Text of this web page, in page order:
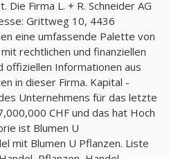
Firma L. + R. Schneider AG
Grittweg 10, 4436
eine umfassende Palette von
rechtlichen und finanziellen
offiziellen Informationen aus
in dieser Firma. Kapital -
Unternehmens für das letzte
CHF und das hat Hoch
ist Blumen U
mit Blumen U Pflanzen. Liste